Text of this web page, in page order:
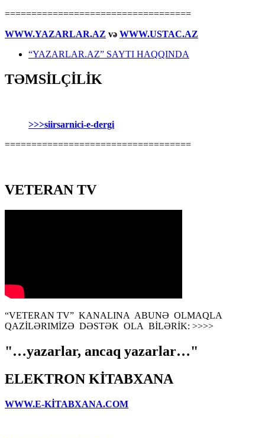
===================================
WWW.YAZARLAR.AZ və WWW.USTAC.AZ
“YAZARLAR.AZ” SAYTI HAQQINDA
TƏMSİLÇİLİK
>>>siirsarnici-e-dergi
===================================
VETERAN TV
“VETERAN TV” KANALINA ABUNƏ OLMAQLA
QAZİLƏRIMİZƏ DƏSTƏK OLA BİLƏRİK: >>>>
"…yazarlar, ancaq yazarlar…"
ELEKTRON KİTABXANA
WWW.E-KİTABXANA.COM